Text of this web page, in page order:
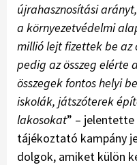
újrahasznosítási
a környezetvédelmi
millió lejt fizettek be az
pedig az összeg elérte
összegek fontos helyi
iskolák, játszóterek
lakosokat” – jelentette
tájékoztató kampány
dolgok, amiket külön